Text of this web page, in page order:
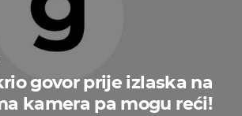
govor prije izlaska na
kamera pa mogu reći!